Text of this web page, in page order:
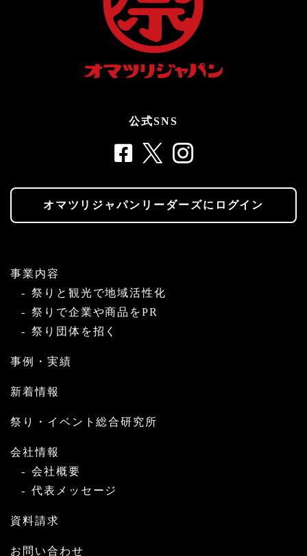
公式SNS
オマツリジャパンリーダーズにログイン
事業内容
祭りと観光で地域活性化
祭りで企業や商品をPR
祭り団体を招く
事例・実績
新着情報
祭り・イベント総合研究所
会社情報
会社概要
代表メッセージ
資料請求
お問い合わせ